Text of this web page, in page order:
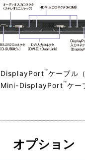
™ケーブル
DisplayPort™ケー
オプション